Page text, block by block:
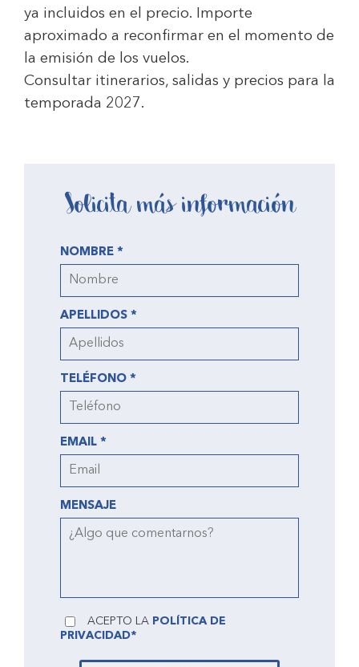
ya incluidos en el precio. Importe
aproximado a reconfirmar en el momento de
la emisión de los vuelos.
Consultar itinerarios, salidas y precios para la
temporada 2027.
Solicita más información
NOMBRE *
APELLIDOS *
TELÉFONO *
EMAIL *
MENSAJE
ACEPTO LA POLÍTICA DE
PRIVACIDAD*